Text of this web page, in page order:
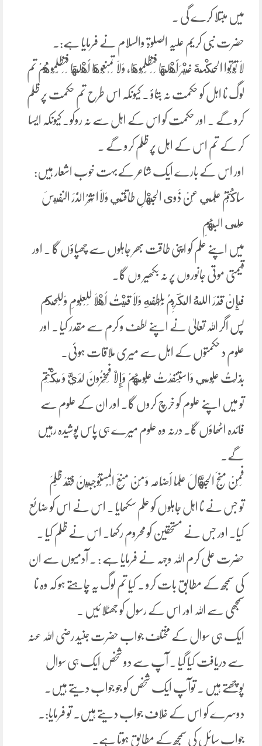
میں مبتلا کرے گی ۔
حضرت نبی کریم علیہ الصلوۃ والسلام نے فرمایا ہے:۔
لَا تُؤْتُوا الْحِكْمَةَ غَيْرَ أَهْلِهَا فَتَظْلِمُوهَا، وَلَا تَمْنَعُوهَا أَهْلَهَا فَتَظْلِمُوهُمْ تم
لوگ نا اہل کو حکمت نہ بتاؤ ۔ کیونکہ اس طرح تم حکمت پر ظلم
کرو گے ۔ اور حکمت کو اس کے اہل سے نہ روکو۔ کیونکہ ایسا
کر کے تم اس کے اہل پر ظلم کرو گے ۔
اور اس کے بارے ایک شاعر کےبہت خوب اشعار ہیں:
سَاكُتُمُ عِلْمِي عَنْ ذَوى الْجَهْلِ طَاقتِي وَلَاا نْثُرُ الدُّرَ النَّفِيسَ
عَلَى البُهُمِ
میں اپنے علم کو اپنی طاقت بھر جاہلوں سے چھپاؤں گا ۔ اور
قیمتی موتی جانوروں پر نہ بکھیر وں گا۔
فَإِنْ قَدَّرَ اللهُ الْكَرِيمُ بِلُطْفِهِ وَلَا قَيْتُ أَهْلَا لِلْعُلُومِ وَلِلْحِكم
پس اگر اللہ تعالیٰ نے اپنے لطف و کرم سے مقدر کیا ۔ اور
علوم د حکمتوں کے اہل سے میری ملاقات ہوئی۔
بَذلْتُ عُلُومِي وَاسْتَنفَدْتُ عُلُومَهُمْ وَإِلَّا فَمَخْزُونَ لَدَيَّ وَ مُكْتَتَم
تو میں اپنے علوم کو خرچ کروں گا۔ اور ان کے علوم سے
فائدہ اٹھاؤں گا۔ درنہ وہ علوم میرے ہی پاس پوشیدہ رہیں
گے۔
فَمَنْ مَّنَحَ الْجُهَّالَ عِلْمَا أَضَاعَہ وَمَنْ مَنَعَ الْمُسْتَوْجِبينَ فَقَدْ ظَلَمَ
تو جس نے نا اہل جاہلوں کو علم سکھایا ۔ اس نے اس کو ضائع
کیا۔ اور جس نے مستحقین کو محروم رکھا۔ اس نے ظلم کیا ۔
حضرت علی کرم اللہ وجہہ نے فرمایا ہے : ۔ آدمیوں سے ان
کی سمجھ کے مطابق بات کرو ۔ کیا تم لوگ یہ چاہتے ہو کہ وہ نا
سمجھی سے اللہ اور اس کے رسول کو جھٹلا ئیں ۔
ایک ہی سوال کے مختلف جواب حضرت جنید رضی اللہ عنہ
سے دریافت کیا گیا ۔ آپ سے دو شخص ایک ہی سوال
پوچھتے ہیں ۔ توآپ ایک شخص کو جو جواب دیتے ہیں۔
دوسرے کو اس کے خلاف جواب دیتے ہیں۔ تو فرمایا:۔
جواب سائل کی سمجھ کے مطابق ہوتا ہے۔